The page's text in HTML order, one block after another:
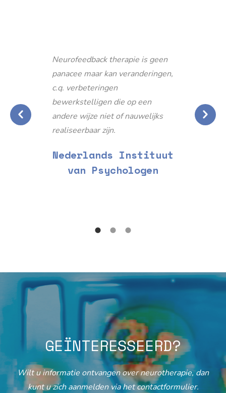
Neurofeedback therapie is geen
panacee maar kan veranderingen,
c.q. verbeteringen
bewerkstelligen die op een
andere wijze niet of nauwelijks
realiseerbaar zijn.
Nederlands Instituut
van Psychologen
GEÏNTERESSEERD?
Wilt u informatie ontvangen over neurotherapie, dan
kunt u zich aanmelden via het contactformulier.